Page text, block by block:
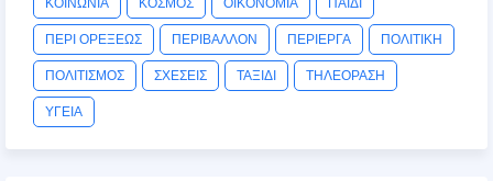
ΚΟΙΝΩΝΙΑ ΚΟΣΜΟΣ ΟΙΚΟΝΟΜΙΑ ΠΑΙΔΙ
ΠΕΡΙ ΟΡΕΞΕΩΣ ΠΕΡΙΒΑΛΛΟΝ ΠΕΡΙΕΡΓΑ ΠΟΛΙΤΙΚΗ
ΠΟΛΙΤΙΣΜΟΣ ΣΧΕΣΕΙΣ ΤΑΞΙΔΙ ΤΗΛΕΟΡΑΣΗ
ΥΓΕΙΑ